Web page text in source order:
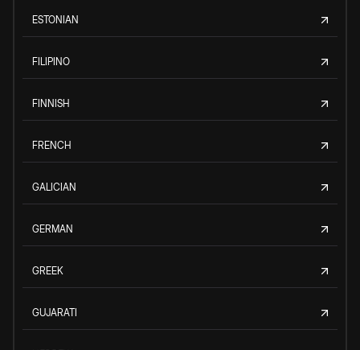
ESTONIAN
FILIPINO
FINNISH
FRENCH
GALICIAN
GERMAN
GREEK
GUJARATI